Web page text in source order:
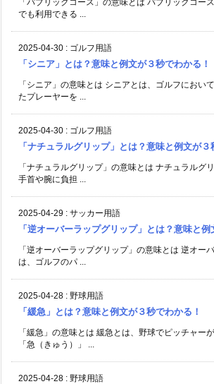
「パブリックコース」の意味とは パブリックコー
でも利用できる ...
2025-04-30 : ゴルフ用語
「シニア」とは？意味と例文が３秒でわかる！
「シニア」の意味とは シニアとは、ゴルフにおい
たプレーヤーを ...
2025-04-30 : ゴルフ用語
「ナチュラルグリップ」とは？意味と例文が３
「ナチュラルグリップ」の意味とは ナチュラルグ
手首や腕に負担 ...
2025-04-29 : サッカー用語
「逆オーバーラップグリップ」とは？意味と例
「逆オーバーラップグリップ」の意味とは 逆オー
は、ゴルフのパ ...
2025-04-28 : 野球用語
「緩急」とは？意味と例文が３秒でわかる！
「緩急」の意味とは 緩急とは、野球でピッチャー
「急（きゅう）」 ...
2025-04-28 : 野球用語